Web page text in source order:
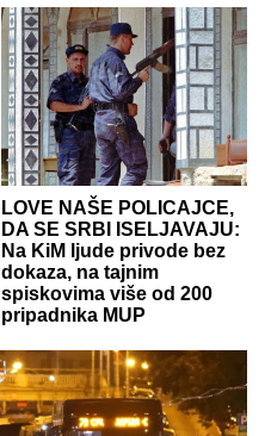
LOVE NAŠE POLICAJCE,
DA SE SRBI ISELJAVAJU:
Na KiM ljude privode bez
dokaza, na tajnim
spiskovima više od 200
pripadnika MUP